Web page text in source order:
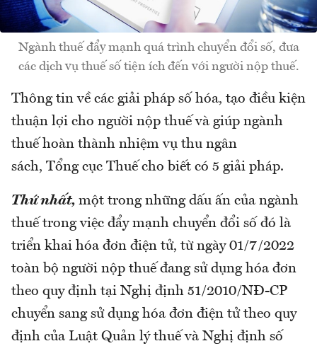
Ngành thuế đẩy mạnh quá trình chuyển đổi số, đưa
các dịch vụ thuế số tiện ích đến với người nộp thuế.
Thông tin về các giải pháp số hóa, tạo điều kiện
thuận lợi cho người nộp thuế và giúp ngành
thuế hoàn thành nhiệm vụ thu ngân
sách, Tổng cục Thuế cho biết có 5 giải pháp.
Thứ nhất, một trong những dấu ấn của ngành
thuế trong việc đẩy mạnh chuyển đổi số đó là
triển khai hóa đơn điện tử, từ ngày 01/7/2022
toàn bộ người nộp thuế đang sử dụng hóa đơn
theo quy định tại Nghị định 51/2010/NĐ-CP
chuyển sang sử dụng hóa đơn điện tử theo quy
định của Luật Quản lý thuế và Nghị định số